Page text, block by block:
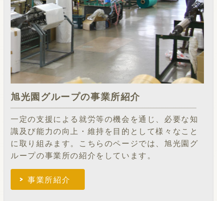
旭光園グループの事業所紹介
一定の支援による就労等の機会を通じ、必要な知
識及び能力の向上・維持を目的として様々なこと
に取り組みます。こちらのページでは、旭光園グ
ループの事業所の紹介をしています。
事業所紹介